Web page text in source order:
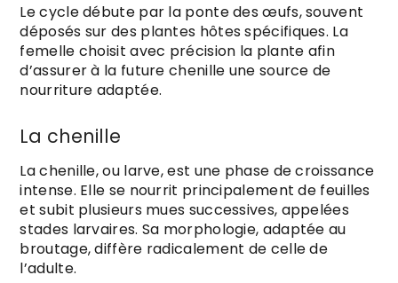
Le cycle débute par la ponte des œufs, souvent
déposés sur des plantes hôtes spécifiques. La
femelle choisit avec précision la plante afin
d’assurer à la future chenille une source de
nourriture adaptée.
La chenille
La chenille, ou larve, est une phase de croissance
intense. Elle se nourrit principalement de feuilles
et subit plusieurs mues successives, appelées
stades larvaires. Sa morphologie, adaptée au
broutage, diffère radicalement de celle de
l’adulte.